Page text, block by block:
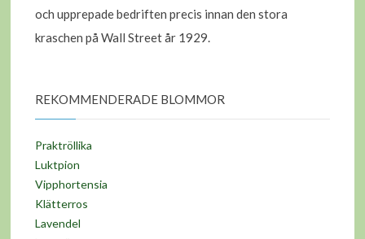
och upprepade bedriften precis innan den stora
kraschen på Wall Street år 1929.
REKOMMENDERADE BLOMMOR
Praktröllika
Luktpion
Vipphortensia
Klätterros
Lavendel